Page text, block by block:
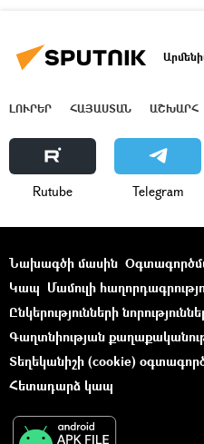
ԼՈՒՐԵՐ ՀԱՅԱՍՏԱՆ ԱՇԽԱՐՀ
Rutube Telegram
Նախագծի մասին
Կապ Մամուլի
Ընկերությունների
Գաղտնիության
Տեղեկանիշի (cookie)
Հետադարձ կապ